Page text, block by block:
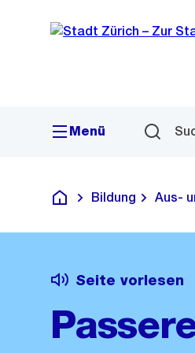
Navigation
Sprunglink
Menü
Deutsch
Bildung Aus-
Seite vorlesen